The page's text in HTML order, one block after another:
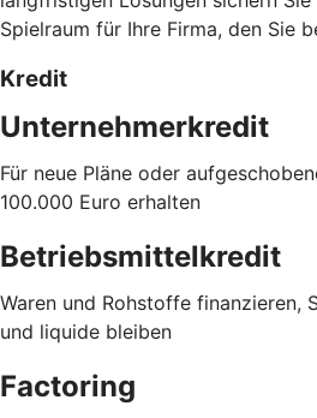
Spielraum für Ihre Firma, den Sie
Kredit
Unternehmerkredit
Für neue Pläne oder
100.000 Euro erhalten
Betriebsmittelkredit
Waren und Rohstoffe finanzieren,
und liquide bleiben
Factoring